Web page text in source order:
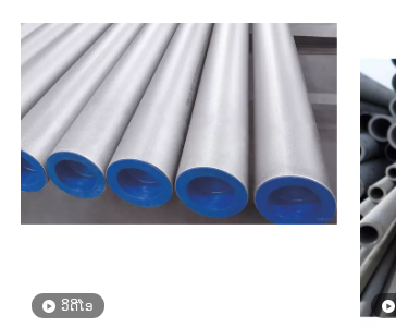
ວິດີໂອ